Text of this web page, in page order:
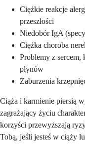
Ciężkie reakcje
przeszłości
Niedobór IgA
Ciężka choroba
Problemy z
płynów
Zaburzenia
Ciąża i karmienie piersią
zagrażający życiu
korzyści przewyższają
Tobą, jeśli jesteś w ciąży